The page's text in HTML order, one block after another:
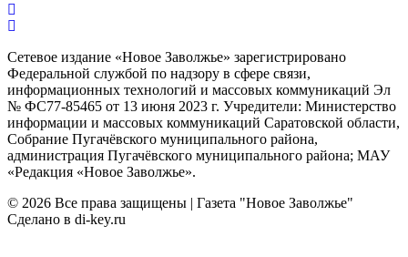
Сетевое издание «Новое Заволжье» зарегистрировано
Федеральной службой по надзору в сфере связи,
информационных технологий и массовых коммуникаций Эл
№ ФС77-85465 от 13 июня 2023 г. Учредители: Министерство
информации и массовых коммуникаций Саратовской области,
Собрание Пугачёвского муниципального района,
администрация Пугачёвского муниципального района; МАУ
«Редакция «Новое Заволжье».
© 2026 Все права защищены | Газета "Новое Заволжье"
Сделано в di-key.ru